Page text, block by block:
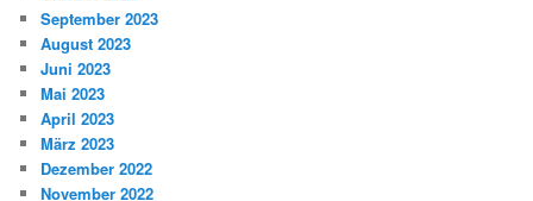
September 2023
August 2023
Juni 2023
Mai 2023
April 2023
März 2023
Dezember 2022
November 2022